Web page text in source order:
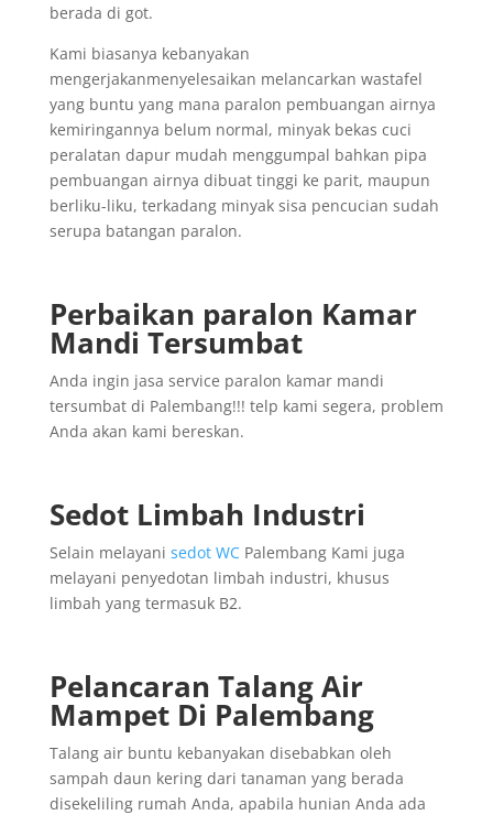
berada di got.
Kami biasanya kebanyakan
mengerjakanmenyelesaikan melancarkan wastafel
yang buntu yang mana paralon pembuangan airnya
kemiringannya belum normal, minyak bekas cuci
peralatan dapur mudah menggumpal bahkan pipa
pembuangan airnya dibuat tinggi ke parit, maupun
berliku-liku, terkadang minyak sisa pencucian sudah
serupa batangan paralon.
Perbaikan paralon Kamar
Mandi Tersumbat
Anda ingin jasa service paralon kamar mandi
tersumbat di Palembang!!! telp kami segera, problem
Anda akan kami bereskan.
Sedot Limbah Industri
Selain melayani sedot WCPalembang Kami juga
melayani penyedotan limbah industri, khusus
limbah yang termasuk B2.
Pelancaran Talang Air
Mampet Di Palembang
Talang air buntu kebanyakan disebabkan oleh
sampah daun kering dari tanaman yang berada
disekeliling rumah Anda, apabila hunian Anda ada